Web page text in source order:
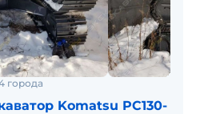
города
Komatsu PC130-